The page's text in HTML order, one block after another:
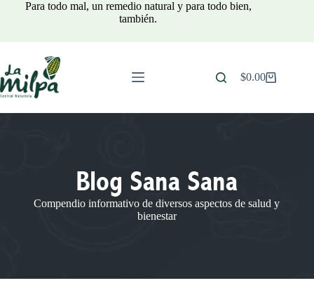
Para todo mal, un remedio natural y para todo bien,
también.
$0.00
Blog Sana Sana
Compendio informativo de diversos aspectos de salud y
bienestar